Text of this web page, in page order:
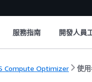
服務指南 開發人員
Compute Optimizer 使